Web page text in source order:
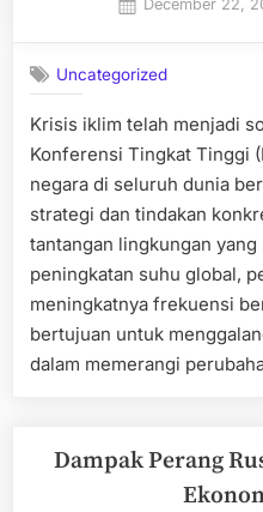
Dampaknya”
December 22,
Uncategorized
Krisis iklim telah menjadi
Konferensi Tingkat Tinggi
negara di seluruh dunia
strategi dan tindakan
tantangan lingkungan
peningkatan suhu global,
meningkatnya frekuensi
bertujuan untuk
dalam memerangi
Dampak Perang